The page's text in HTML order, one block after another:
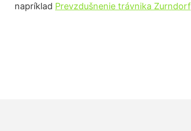
napríklad Prevzdušnenie trávnika Zurndorf